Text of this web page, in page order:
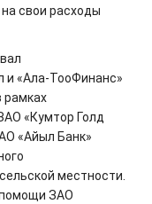
свои расходы
и «Ала-ТооФинанс»
рамках
«Кумтор Голд
«Айыл Банк»
местности.
помощи ЗАО